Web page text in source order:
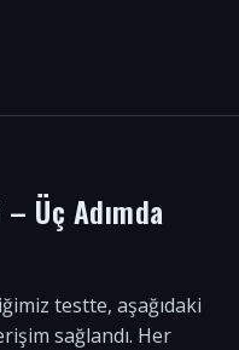
Üç Adımda
testte, aşağıdaki
sağlandı. Her